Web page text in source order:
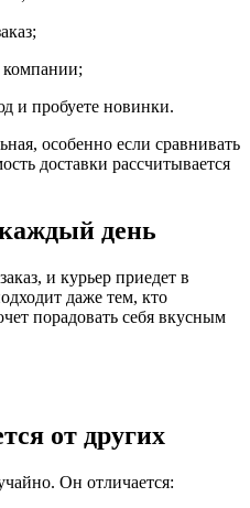
компании;
и пробуете новинки.
особенно если сравнивать
доставки рассчитывается
день
и курьер приедет в
даже тем, кто
порадовать себя вкусным
от других
Он отличается: